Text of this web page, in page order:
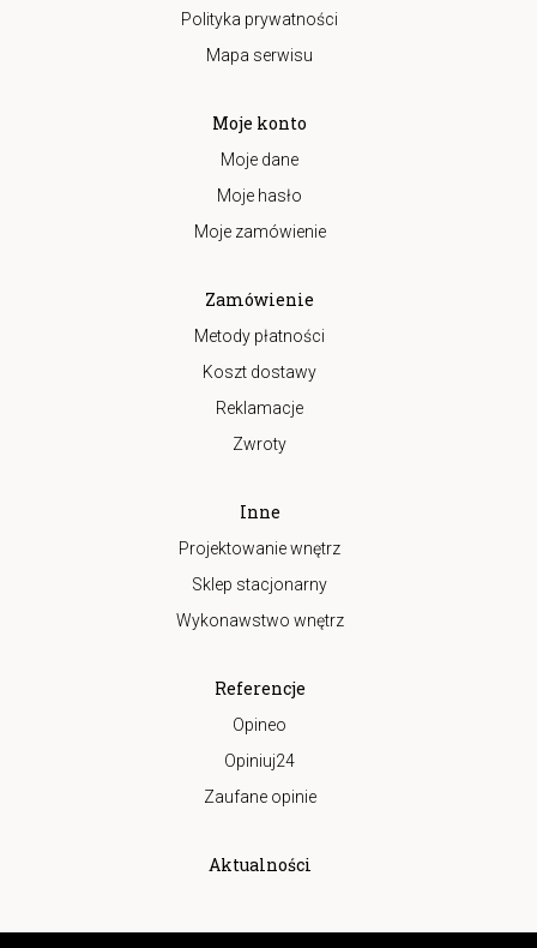
Polityka prywatności
Mapa serwisu
Moje konto
Moje dane
Moje hasło
Moje zamówienie
Zamówienie
Metody płatności
Koszt dostawy
Reklamacje
Zwroty
Inne
Projektowanie wnętrz
Sklep stacjonarny
Wykonawstwo wnętrz
Referencje
Opineo
Opiniuj24
Zaufane opinie
Aktualności